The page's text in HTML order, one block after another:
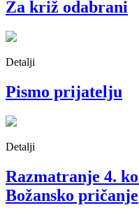
Za križ odabrani
Detalji
Pismo prijatelju
Detalji
Razmatranje 4.
Božansko pričanje